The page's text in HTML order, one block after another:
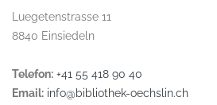
Luegetenstrasse 11
8840 Einsiedeln
Telefon: +41 55 418 90 40
Email: info@bibliothek-oechslin.ch